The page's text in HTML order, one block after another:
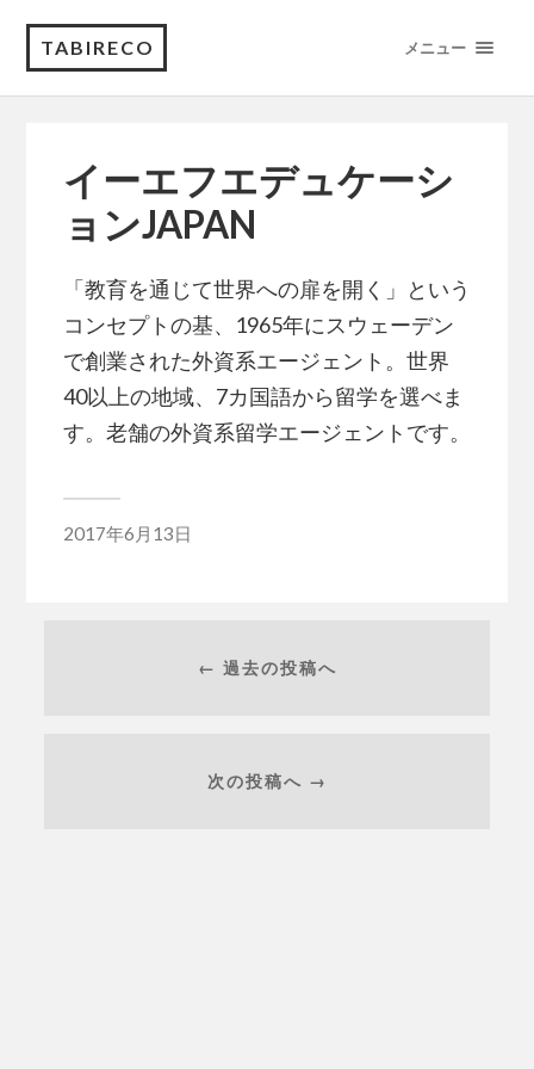
TABIRECO メニュー
イーエフエデュケーシ
ョンJAPAN
「教育を通じて世界への扉を開く」という
コンセプトの基、1965年にスウェーデン
で創業された外資系エージェント。世界
40以上の地域、7カ国語から留学を選べま
す。老舗の外資系留学エージェントです。
2017年6月13日
← 過去の投稿へ
次の投稿へ →